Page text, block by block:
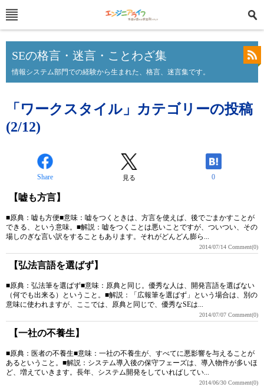
SEの格言・迷言・ことわざ集
情報システム部門での経験から生まれた、格言、迷言集です。
「ワークスタイル」カテゴリーの投稿
(2/12)
Share 見る 0
【嘘も方言】
■原典：嘘も方便■意味：嘘をつくときは、方言を使えば、後でごまかすことが
できる、という意味。■解説：嘘をつくことは悪いことですが、ついつい、その
場しのぎな言い訳をすることもあります。それがどんどん膨ら...
2014/07/14 Comment(0)
【弘法言語を選ばず】
■原典：弘法筆を選ばず■意味：原典と同じ。優秀な人は、開発言語を選ばない
（何でも出来る）ということ。■解説：「広報筆を選ばず」という場合は、別の
意味に使われますが、ここでは、原典と同じで、優秀なSEは...
2014/07/07 Comment(0)
【一社の不養生】
■原典：医者の不養生■意味：一社の不養生が、すべてに悪影響を与えることが
あるということ。■解説：システム導入後の保守フェーズは、導入物件が多いほ
ど、増えていきます。長年、システム開発をしていればしてい...
2014/06/30 Comment(0)